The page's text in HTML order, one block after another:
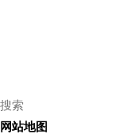
网站地图